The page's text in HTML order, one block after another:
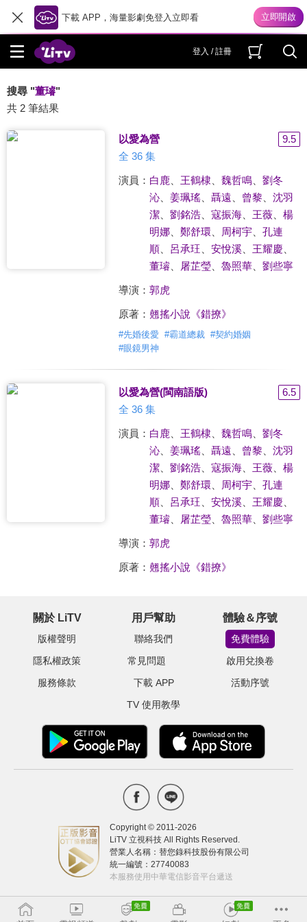
下載 APP，海量影劇免登入立即看
登入 / 註冊
搜尋 "董璿"
共 2 筆結果
以愛為營
9.5
全 36 集
演員： 白鹿、 王鶴棣、 魏哲鳴、 劉冬
沁、 姜珮瑤、 聶遠 曾黎
沈羽
潔、 劉銘浩、 寇振海、 王薇、 楊
明娜、 鄭舒環、 周柯宇、 孔連
順、 呂承玨 安悅溪、 王耀慶
董璿、 屠芷瑩、 魯照華、 劉些寧
導演： 郭虎
原著： 翹搖小說《錯撩》
#先婚後愛 #霸道總裁 #契約婚姻
#眼鏡男神
以愛為營(閩南語版)
6.5
全 36 集
演員： 白鹿、 王鶴棣、 魏哲鳴、 劉冬
沁、 姜珮瑤、 聶遠 曾黎
沈羽
潔、 劉銘浩、 寇振海、 王薇、 楊
明娜、 鄭舒環、 周柯宇、 孔連
順、 呂承玨 安悅溪、 王耀慶
董璿、 屠芷瑩、 魯照華、 劉些寧
導演： 郭虎
原著： 翹搖小說《錯撩》
關於 LiTV
版權聲明
隱私權政策
服務條款
用戶幫助
聯絡我們
常見問題
下載 APP
TV 使用教學
體驗＆序號
免費體驗
啟用兌換卷
活動序號
Copyright © 2011-2026
LiTV 立視科技 All Rights Reserved.
營業人名稱：替您錄科技股份有限公司
統一編號：27740083
本服務使用中華電信影音平台遞送